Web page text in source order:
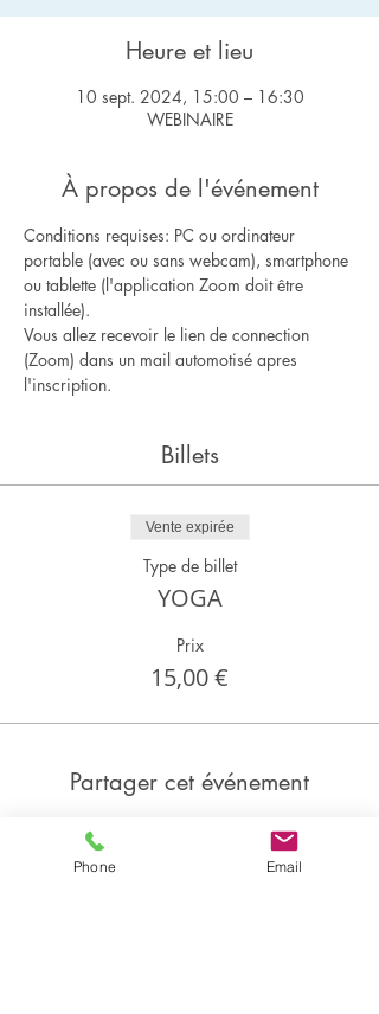
Heure et lieu
10 sept. 2024, 15:00 – 16:30
WEBINAIRE
À propos de l'événement
Conditions requises: PC ou ordinateur
portable (avec ou sans webcam), smartphone
ou tablette (l'application Zoom doit être
installée).
Vous allez recevoir le lien de connection
(Zoom) dans un mail automotisé apres
l'inscription.
Billets
Vente expirée
Type de billet
YOGA
Prix
15,00 €
Partager cet événement
Phone Email